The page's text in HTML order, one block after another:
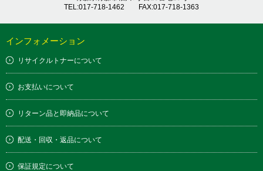
TEL:017-718-1462 FAX:017-718-1363
インフォメーション
リサイクルトナーについて
お支払いについて
リターン品と即納品について
配送・回収・返品について
保証規定について